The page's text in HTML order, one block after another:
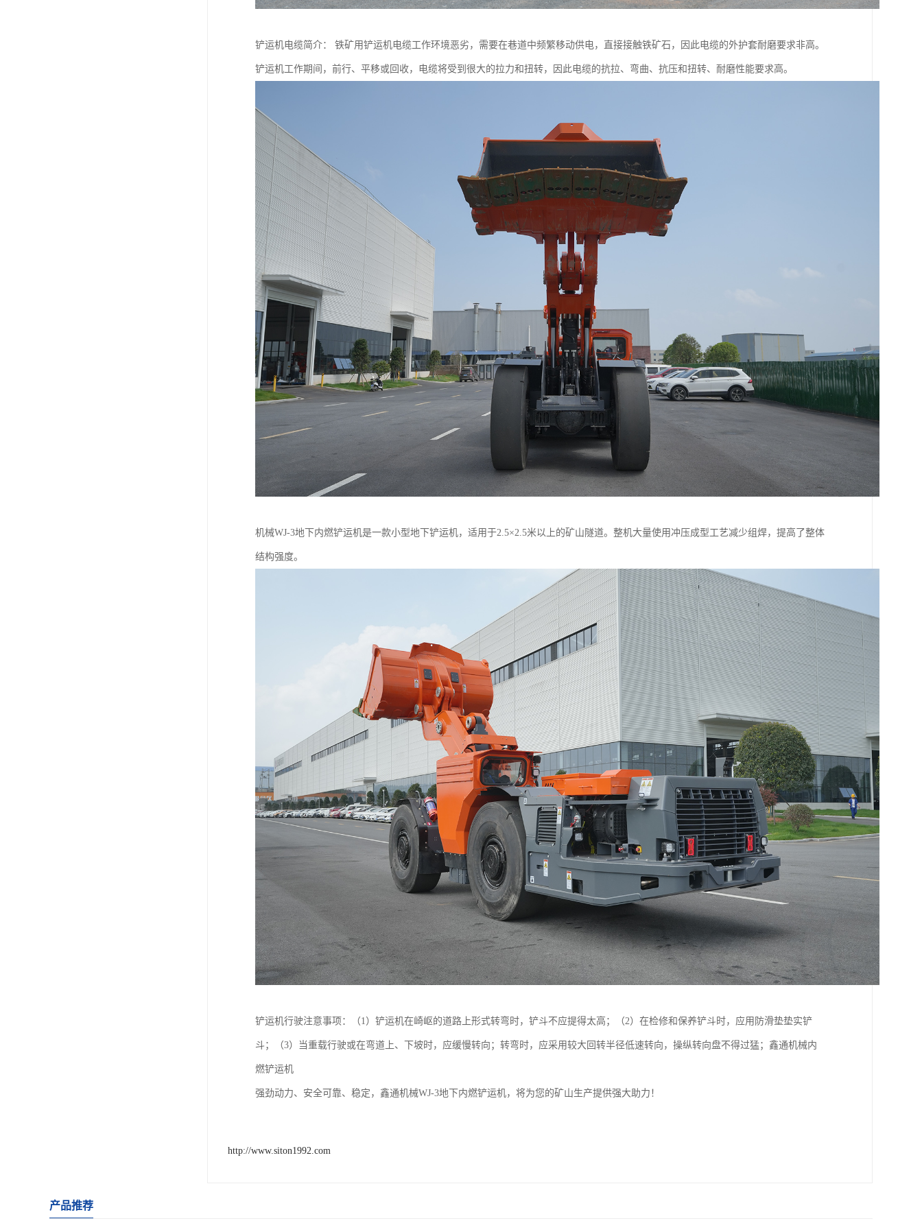
铲运机电缆简介： 铁矿用铲运机电缆工作环境恶劣，需要在巷道中频繁移动供电，直接接触铁矿石，因此电缆的外护套耐磨要求非高。
铲运机工作期间，前行、平移或回收，电缆将受到很大的拉力和扭转，因此电缆的抗拉、弯曲、抗压和扭转、耐磨性能要求高。
机械WJ-3地下内燃铲运机是一款小型地下铲运机，适用于2.5×2.5米以上的矿山隧道。整机大量使用冲压成型工艺减少组焊，提高了整体
结构强度。
铲运机行驶注意事项：（1）铲运机在崎岖的道路上形式转弯时，铲斗不应提得太高；（2）在检修和保养铲斗时，应用防滑垫垫实铲
斗；（3）当重载行驶或在弯道上、下坡时，应缓慢转向；转弯时，应采用较大回转半径低速转向，操纵转向盘不得过猛；鑫通机械内
燃铲运机
强劲动力、安全可靠、稳定，鑫通机械WJ-3地下内燃铲运机，将为您的矿山生产提供强大助力！
http://www.siton1992.com
产品推荐